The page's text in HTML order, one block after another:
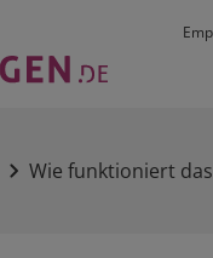
Wie funktioniert